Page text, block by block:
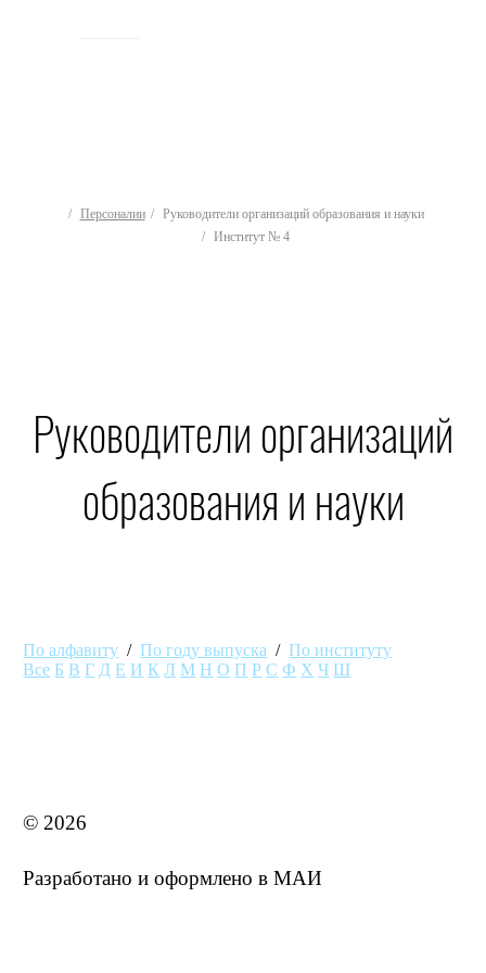
Персоналии
Руководители организаций образования и науки
Институт № 4
Руководители организаций
образования и науки
По алфавиту /По году выпуска /По институту
Все Б В Г Д Е И К Л М Н О П Р С Ф Х Ч Ш
© 2026
Разработано и оформлено в МАИ